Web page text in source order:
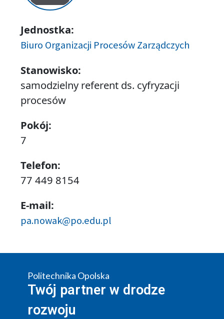
Jednostka:
Biuro Organizacji Procesów Zarządczych
Stanowisko:
samodzielny referent ds. cyfryzacji
procesów
Pokój:
7
Telefon:
77 449 8154
E-mail:
pa.nowak@po.edu.pl
Politechnika Opolska
Twój partner w drodze
rozwoju